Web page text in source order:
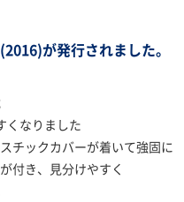
が発行されました。
くなりました
チックカバーが着いて強固に
付き、見分けやすく